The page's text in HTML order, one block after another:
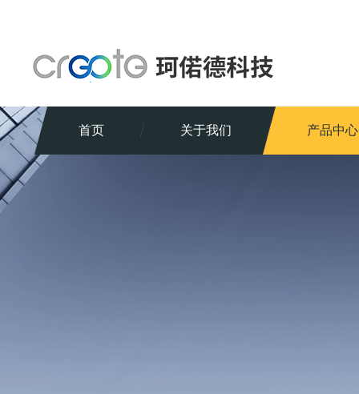
首页 关于我们 产品中心